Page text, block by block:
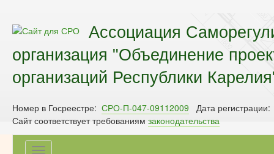
Ассоциация
организация "Объединение
организаций Республики
Номер в Госреестре: СРО-П-047-09112009 Дата
Сайт соответствует требованиям законодательства
Toggle